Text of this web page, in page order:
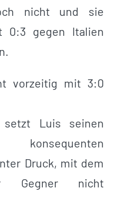
nicht und sie
0:3 gegen Italien
vorzeitig mit 3:0
Luis seinen
Druck, mit dem
Gegner nicht